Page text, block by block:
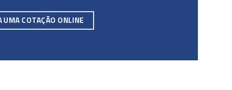
UMA COTAÇÃO ONLINE